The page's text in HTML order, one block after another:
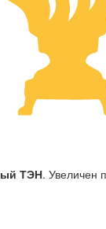
ТЭН. Увеличен